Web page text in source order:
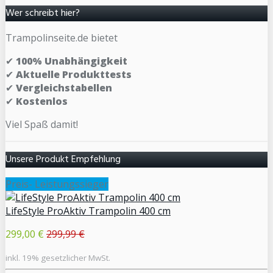
Wer schreibt hier?
Trampolinseite.de bietet
✔ 100% Unabhängigkeit
✔ Aktuelle Produkttests
✔ Vergleichstabellen
✔ Kostenlos
Viel Spaß damit!
Unsere Produkt Empfehlung
Preis- Leistungssieger
LifeStyle ProAktiv Trampolin 400 cm
299,00 € 299,99 €
inkl. 19% gesetzlicher MwSt.